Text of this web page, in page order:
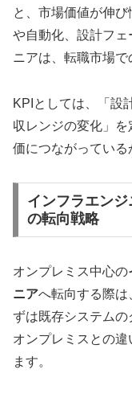
と、市場価値が伸
や自動化、設計フ
ニアは、転職市場で
KPIとしては、「設
収レンジの変化」
価につながっている
インフラエン
の転向戦略
オンプレミス中心の
ニアへ転向する際は
ずは既存システムの
オンプレミスとの
ます。